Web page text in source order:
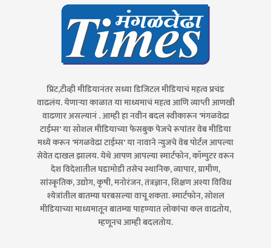
प्रिंट,टीव्ही मीडियानंतर सध्या डिजिटल मीडियाचं महत्व प्रचंड
वाढलंय. येणाऱ्या काळात या माध्यमाचं महत्व आणि व्याप्ती आणखी
वाढणार असल्यानं . आम्ही हा नवीन बदल स्वीकारून 'मंगळवेढा
टाईम्स' या सोशल मीडियाच्या फेसबुक पेजचे रूपांतर वेब मीडिया
मध्ये करून 'मंगळवेढा टाईम्स' या नावाने न्युजचे वेब पोर्टल आपल्या
सेवेत दाखल झालय. येथे आपण आपल्या स्मार्टफोन, कॉम्पुटर वरून
देश विदेशातील घडामोडी तसेच स्थानिक, व्यापार, ग्रामीण,
सांस्कृतिक, उद्योग, कृषी, मनोरंजन, तंत्रज्ञान, शिक्षण अश्या विविध
श्येत्रांतील बातम्या घरबसल्या वाचू शकता. स्मार्टफोन, सोशल
मीडियाच्या माध्यमातून बातम्या पाहण्यात लोकांचा कल वाढतोय,
म्हणूनच आम्ही बदलतोय.